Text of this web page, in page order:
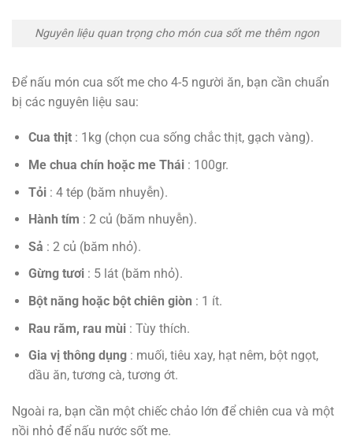
Nguyên liệu quan trọng cho món cua sốt me thêm ngon
Để nấu món cua sốt me cho 4-5 người ăn, bạn cần chuẩn
bị các nguyên liệu sau:
Cua thịt : 1kg (chọn cua sống chắc thịt, gạch vàng).
Me chua chín hoặc me Thái : 100gr.
Tỏi : 4 tép (băm nhuyễn).
Hành tím : 2 củ (băm nhuyễn).
Sả : 2 củ (băm nhỏ).
Gừng tươi : 5 lát (băm nhỏ).
Bột năng hoặc bột chiên giòn : 1 ít.
Rau răm, rau mùi : Tùy thích.
Gia vị thông dụng : muối, tiêu xay, hạt nêm, bột ngọt,
dầu ăn, tương cà, tương ớt.
Ngoài ra, bạn cần một chiếc chảo lớn để chiên cua và một
nồi nhỏ để nấu nước sốt me.